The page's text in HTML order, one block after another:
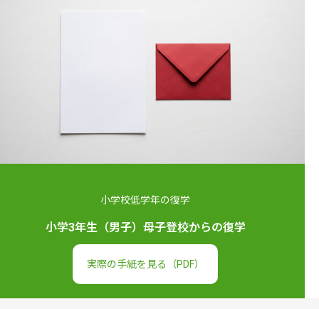
小学校低学年の復学
小学3年生（男子）母子登校からの復学
実際の手紙を見る（PDF）